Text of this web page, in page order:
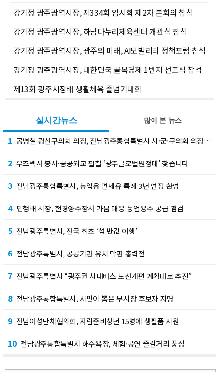
강기정 광주광역시장, 제334회 임시회 제2차 본회의 참석
강기정 광주광역시장, 하남다누리체육센터 개관식 참석
강기정 광주광역시장, 광주의 미래, AI모빌리티 정책포럼 참석
강기정 광주광역시장, 대한민국 골목경제 1번지 선포식 참석
제13회 광주시장배 생활체육 줄넘기대회
실시간뉴스
1 공병철 광산구의회 의장, 전남광주통합특별시 시·군·구의회 의장협의회 부회장 선출
2 우즈벡서 봉사·공공외교 펼칠 ‘광주글로벌원정대’ 찾습니다
3 전남광주통합특별시, 농업용 면세유 특례 3년 연장 환영
4 민형배 시장, 현경양수장서 가뭄 대응 농업용수 공급 점검
5 전남광주특별시, 전국 최초 ‘섬 반값 여행’
6 전남광주특별시, 공공기관 유치 막판 총력전
7 전남광주특별시 “광주권 시내버스 노선개편 계획대로 추진”
8 전남광주통합특별시, 시민이 뽑은 부시장 후보자 지명
9 전남여성단체협의회, 자립준비청년 15명에 생필품 지원
10 전남광주통합특별시 해수욕장, 체험·공연 즐길거리 풍성
많이 본 뉴스